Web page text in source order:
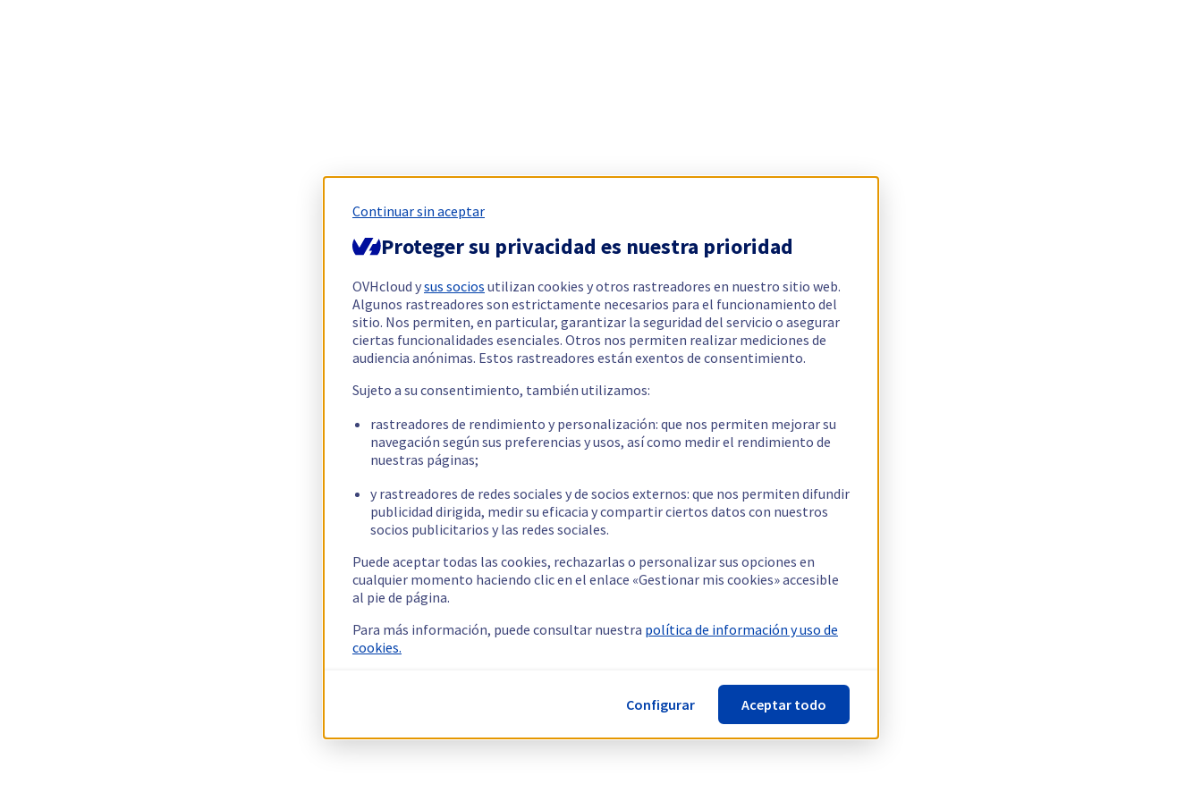
Continuar sin aceptar
Proteger su privacidad es nuestra prioridad
OVHcloud ysus socios utilizan cookies y otros rastreadores en nuestro sitio web.
Algunos rastreadores son estrictamente necesarios para el funcionamiento del
sitio. Nos permiten, en particular, garantizar la seguridad del servicio o asegurar
ciertas funcionalidades esenciales. Otros nos permiten realizar mediciones de
audiencia anónimas. Estos rastreadores están exentos de consentimiento.
Sujeto a su consentimiento, también utilizamos:
rastreadores de rendimiento y personalización: que nos permiten mejorar su
navegación según sus preferencias y usos, así como medir el rendimiento de
nuestras páginas;
y rastreadores de redes sociales y de socios externos: que nos permiten difundir
publicidad dirigida, medir su eficacia y compartir ciertos datos con nuestros
socios publicitarios y las redes sociales.
Puede aceptar todas las cookies, rechazarlas o personalizar sus opciones en
cualquier momento haciendo clic en el enlace «Gestionar mis cookies» accesible
al pie de página.
Para más información, puede consultar nuestra política de información y uso de
cookies.
Configurar Aceptar todo